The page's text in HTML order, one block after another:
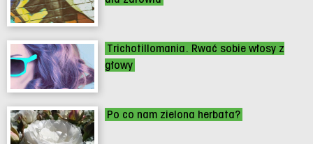
Trichotillomania. Rwać sobie włosy z
głowy
Po co nam zielona herbata?